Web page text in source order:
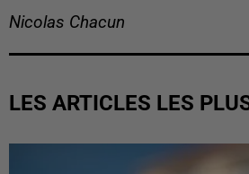
Nicolas Chacun
LES ARTICLES LES